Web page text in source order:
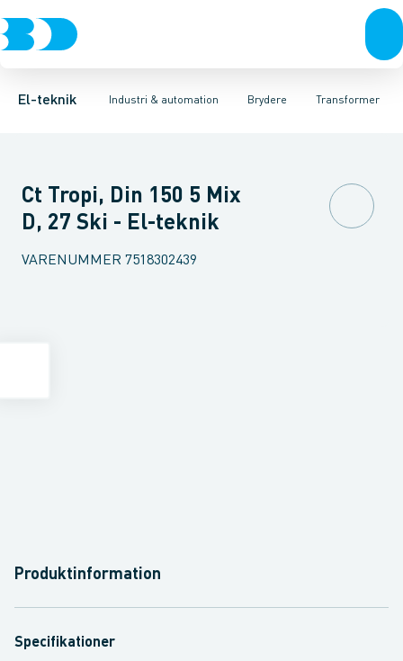
El-teknik Industri & automation
Afbrydere, stikkontakter & lampeudtagForgreningsmateriel
Brydere
Industristiksystemer Frekvensomformere og softstartere
Transformer
Motorbetjening for effektafbryder Ombygningssæt til
Ct Tropi, Din 150 5 Mix
D, 27 Ski - El-teknik
VARENUMMER 7518302439
Produktinformation
Specifikationer